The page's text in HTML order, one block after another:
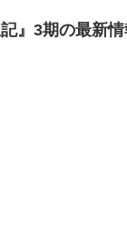
記』3期の最新